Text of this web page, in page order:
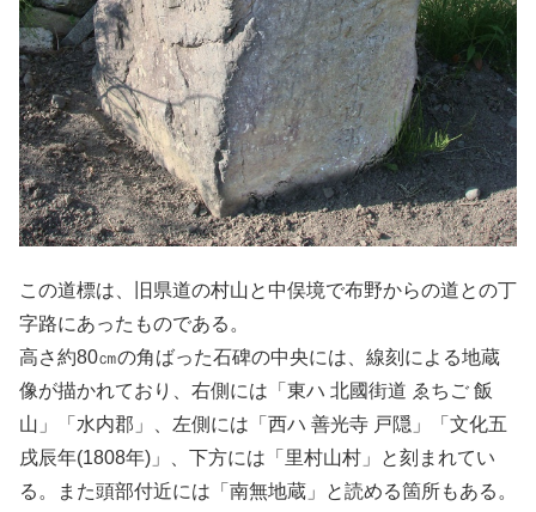
この道標は、旧県道の村山と中俣境で布野からの道との丁
字路にあったものである。
高さ約80㎝の角ばった石碑の中央には、線刻による地蔵
像が描かれており、右側には「東ハ 北國街道 ゑちご 飯
山」「水内郡」、左側には「西ハ 善光寺 戸隠」「文化五
戌辰年(1808年)」、下方には「里村山村」と刻まれてい
る。また頭部付近には「南無地蔵」と読める箇所もある。